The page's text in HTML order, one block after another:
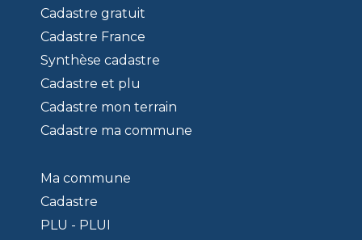
Cadastre gratuit
Cadastre France
Synthèse cadastre
Cadastre et plu
Cadastre mon terrain
Cadastre ma commune
Ma commune
Cadastre
PLU - PLUI